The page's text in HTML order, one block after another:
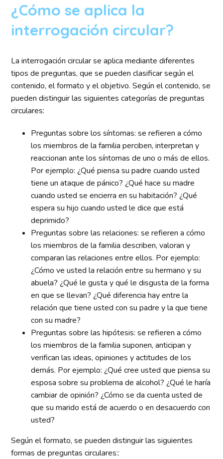
¿Cómo se aplica la
interrogación circular?
La interrogación circular se aplica mediante diferentes
tipos de preguntas, que se pueden clasificar según el
contenido, el formato y el objetivo. Según el contenido, se
pueden distinguir las siguientes categorías de preguntas
circulares:
Preguntas sobre los síntomas: se refieren a cómo
los miembros de la familia perciben, interpretan y
reaccionan ante los síntomas de uno o más de ellos.
Por ejemplo: ¿Qué piensa su padre cuando usted
tiene un ataque de pánico? ¿Qué hace su madre
cuando usted se encierra en su habitación? ¿Qué
espera su hijo cuando usted le dice que está
deprimido?
Preguntas sobre las relaciones: se refieren a cómo
los miembros de la familia describen, valoran y
comparan las relaciones entre ellos. Por ejemplo:
¿Cómo ve usted la relación entre su hermano y su
abuela? ¿Qué le gusta y qué le disgusta de la forma
en que se llevan? ¿Qué diferencia hay entre la
relación que tiene usted con su padre y la que tiene
con su madre?
Preguntas sobre las hipótesis: se refieren a cómo
los miembros de la familia suponen, anticipan y
verifican las ideas, opiniones y actitudes de los
demás. Por ejemplo: ¿Qué cree usted que piensa su
esposa sobre su problema de alcohol? ¿Qué le haría
cambiar de opinión? ¿Cómo se da cuenta usted de
que su marido está de acuerdo o en desacuerdo con
usted?
Según el formato, se pueden distinguir las siguientes
formas de preguntas circulares::